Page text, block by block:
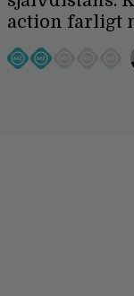
action farligt